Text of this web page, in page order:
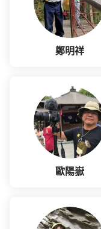
鄭明祥
歐陽嶽